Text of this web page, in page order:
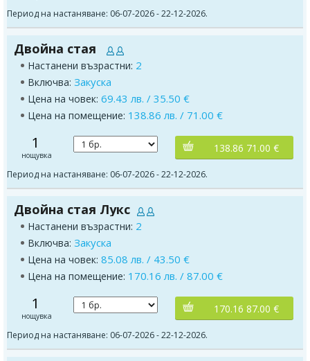
Период на настаняване: 06-07-2026 - 22-12-2026.
Двойна стая
Настанени възрастни: 2
Включва: Закуска
Цена на човек: 69.43 лв. / 35.50 €
Цена на помещение: 138.86 лв. / 71.00 €
1
нощувка
138.86 71.00 €
Период на настаняване: 06-07-2026 - 22-12-2026.
Двойна стая Лукс
Настанени възрастни: 2
Включва: Закуска
Цена на човек: 85.08 лв. / 43.50 €
Цена на помещение: 170.16 лв. / 87.00 €
1
нощувка
170.16 87.00 €
Период на настаняване: 06-07-2026 - 22-12-2026.